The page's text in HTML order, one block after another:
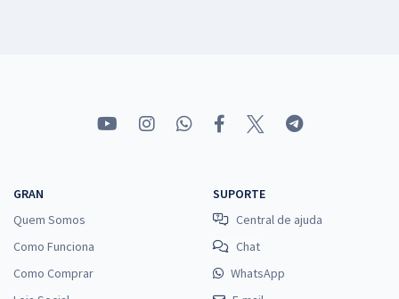
GRAN
Quem Somos
Como Funciona
Como Comprar
SUPORTE
Central de ajuda
Chat
WhatsApp